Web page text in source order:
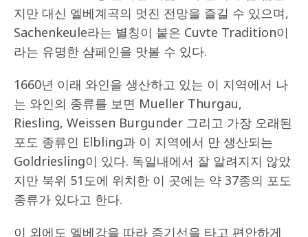
지만 대신 엘베계곡의 멋진 전망을 즐길 수 있으며,
Sachenkeule라는 별칭이 붙은 Cuvte Tradition이
라는 유명한 샴페인을 맛볼 수 있다.
1660년 이래 와인을 생산하고 있는 이 지역에서 나
는 와인의 종류를 보면 Mueller Thurgau,
Riesling, Weissen Burgunder 그리고 가장 오래된
포도 종류인 Elbling과 이 지역에서 만 생산되는
Goldriesling이 있다. 독일내에서 잘 알려지지 않았
지만 북위 51도에 위치한 이 곳에는 약 37종의 포도
종류가 있다고 한다.
이 외에도 엘베강을 따라 증기선을 타고 편안하게